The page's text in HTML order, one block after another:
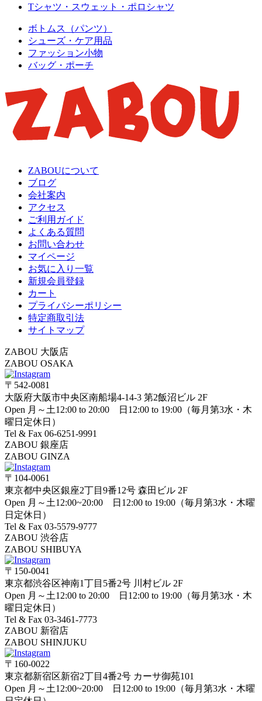
Tシャツ・スウェット・ポロシャツ
ボトムス（パンツ）
シューズ・ケア用品
ファッション小物
バッグ・ポーチ
ZABOUについて
ブログ
会社案内
アクセス
ご利用ガイド
よくある質問
お問い合わせ
マイページ
お気に入り一覧
新規会員登録
カート
プライバシーポリシー
特定商取引法
サイトマップ
ZABOU 大阪店
ZABOU OSAKA
〒542-0081
大阪府大阪市中央区南船場4-14-3 第2飯沼ビル 2F
Open 月～土12:00 to 20:00 日12:00 to 19:00（毎月第3水・木
曜日定休日）
Tel & Fax 06-6251-9991
ZABOU 銀座店
ZABOU GINZA
〒104-0061
東京都中央区銀座2丁目9番12号 森田ビル 2F
Open 月～土12:00~20:00 日12:00 to 19:00（毎月第3水・木曜
日定休日）
Tel & Fax 03-5579-9777
ZABOU 渋谷店
ZABOU SHIBUYA
〒150-0041
東京都渋谷区神南1丁目5番2号 川村ビル 2F
Open 月～土12:00 to 20:00 日12:00 to 19:00（毎月第3水・木
曜日定休日）
Tel & Fax 03-3461-7773
ZABOU 新宿店
ZABOU SHINJUKU
〒160-0022
東京都新宿区新宿2丁目4番2号 カーサ御苑101
Open 月～土12:00~20:00 日12:00 to 19:00（毎月第3水・木曜